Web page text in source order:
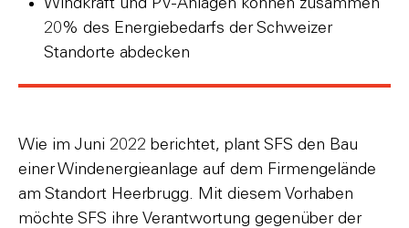
Windkraft und PV-Anlagen können zusammen
20% des Energiebedarfs der Schweizer
Standorte abdecken
Wie im Juni 2022 berichtet, plant SFS den Bau
einer Windenergieanlage auf dem Firmengelände
am Standort Heerbrugg. Mit diesem Vorhaben
möchte SFS ihre Verantwortung gegenüber der